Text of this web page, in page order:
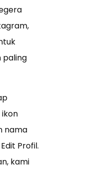
paling
nama
Profil.
kami